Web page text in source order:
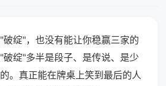
绽"，也没有能让你稳赢三家的
绽"多半是段子、是传说、是少
。真正能在牌桌上笑到最后的人